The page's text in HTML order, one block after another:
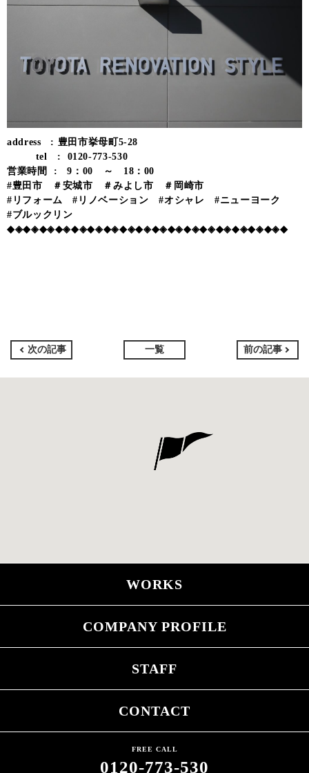
address : 豊田市挙母町5-28
tel : 0120-773-530
営業時間 : 9：00 ～ 18：00
#豊田市 ＃安城市 ＃みよし市 ＃岡崎市
#リフォーム #リノベーション #オシャレ #ニューヨーク
#ブルックリン
◆◈◆◈◆◈◆◈◆◈◆◈◆◈◆◈◆◈◆◈◆◈◆◈◆◈◆◈◆◈◆◈◆◈◆
次の記事 一覧 前の記事
WORKS
COMPANY PROFILE
STAFF
CONTACT
FREE CALL
0120-773-530